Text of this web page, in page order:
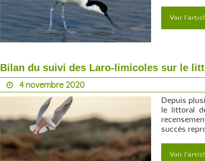
Voir
Bilan du suivi des Laro-limicoles sur le
4 novembre 2020
Depuis
le littoral
succès
Voir